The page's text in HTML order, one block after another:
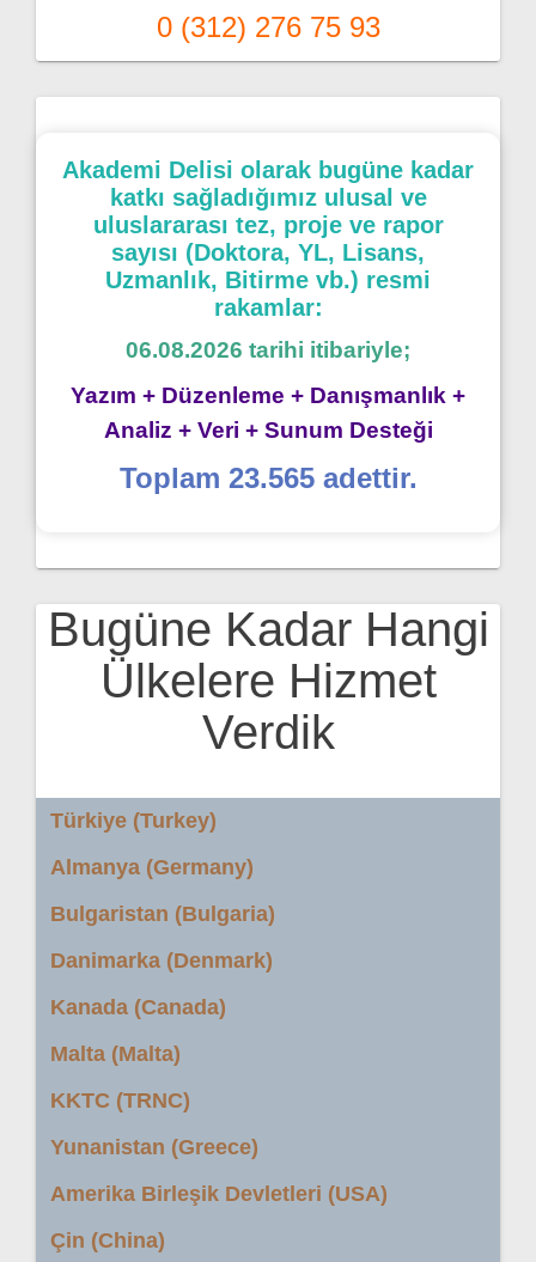
0 (312) 276 75 93
Akademi Delisi olarak bugüne kadar
katkı sağladığımız ulusal ve
uluslararası tez, proje ve rapor
sayısı (Doktora, YL, Lisans,
Uzmanlık, Bitirme vb.) resmi
rakamlar:
06.08.2026 tarihi itibariyle;
Yazım + Düzenleme + Danışmanlık +
Analiz + Veri + Sunum Desteği
Toplam 23.565 adettir.
Bugüne Kadar Hangi
Ülkelere Hizmet
Verdik
Türkiye (Turkey)
Almanya (Germany)
Bulgaristan (Bulgaria)
Danimarka (Denmark)
Kanada (Canada)
Malta (Malta)
KKTC (TRNC)
Yunanistan (Greece)
Amerika Birleşik Devletleri (USA)
Çin (China)